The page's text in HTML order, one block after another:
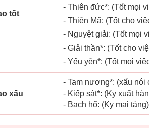
tốt
- Thiên đức*: (Tốt mọi
- Thiên Mã: (Tốt cho
- Nguyệt giải: (Tốt mọi
- Giải thần*: (Tốt cho
- Yếu yên*: (Tốt mọi
xấu
- Tam nương*: (xấu nói
- Kiếp sát*: (Kỵ xuất
- Bạch hổ: (Kỵ mai táng)